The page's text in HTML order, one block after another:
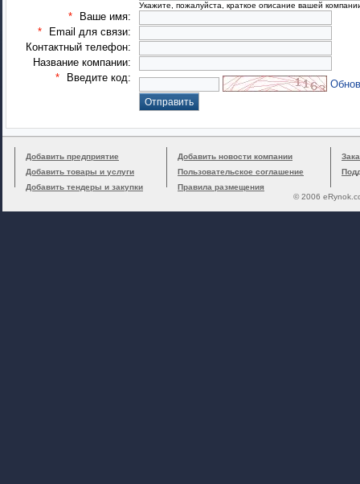
Укажите, пожалуйста, краткое описание вашей
*
Ваше имя:
*
Email для связи:
Контактный телефон:
Название компании:
*
Введите код:
Добавить предприятие
Добавить товары и услуги
Добавить тендеры и закупки
Добавить новости компании
Пользовательское соглашение
Правила размещения
© 2006